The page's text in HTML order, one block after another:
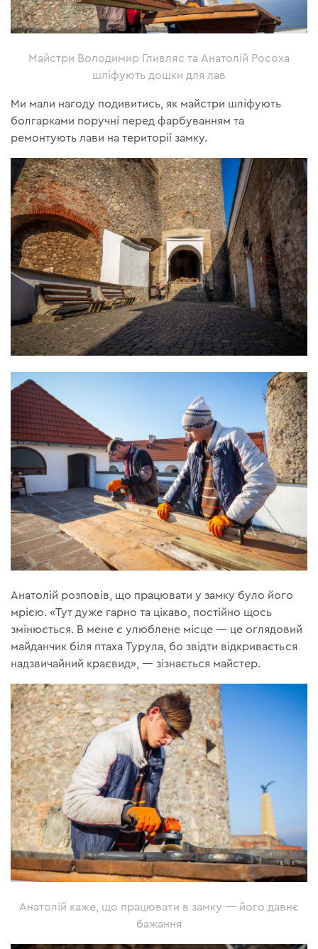
Майстри Володимир Гливляс та Анатолій Росоха
шліфують дошки для лав
Ми мали нагоду подивитись, як майстри шліфують
болгарками поручні перед фарбуванням та
ремонтують лави на території замку.
Анатолій розповів, що працювати у замку було його
мрією. «Тут дуже гарно та цікаво, постійно щось
змінюється. В мене є улюблене місце — це оглядовий
майданчик біля птаха Турула, бо звідти відкривається
надзвичайний краєвид», — зізнається майстер.
Анатолій каже, що працювати в замку — його давнє
бажання